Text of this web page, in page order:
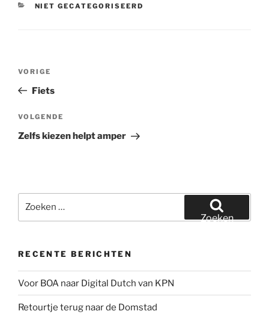
CATEGORIEËN
NIET GECATEGORISEERD
Vorig
bericht
VORIGE
Fiets
Volgend
bericht
VOLGENDE
Zelfs kiezen helpt amper
naar:
Zoeken
RECENTE BERICHTEN
Voor BOA naar Digital Dutch van KPN
Retourtje terug naar de Domstad